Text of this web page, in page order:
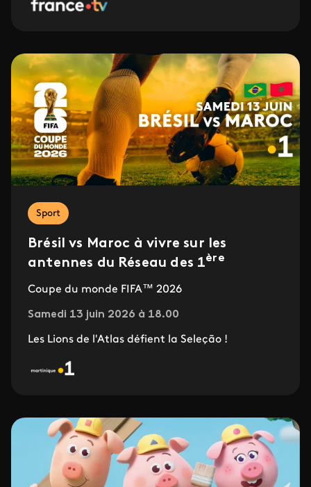
Sport
Brésil vs Maroc à vivre sur les
antennes du Réseau des 1ère
Coupe du monde FIFA™ 2026
Samedi 13 juin 2026 à 18.00
Les Lions de l'Atlas défient la Seleção !